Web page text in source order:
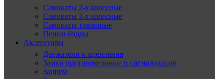
Самокаты 2-х колесные
Самокаты 3-х колесные
Самокаты трюковые
Пенни борды
Аксессуары
Держатели и крепления
Замки противоугонные и сигнализации
Защита